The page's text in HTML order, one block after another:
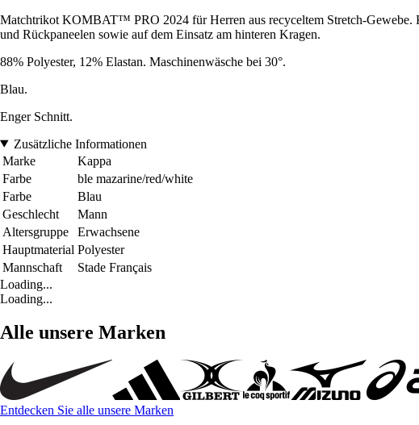
Matchtrikot KOMBAT™ PRO 2024 für Herren aus recyceltem Stretch-Gewebe.
und Rückpaneelen sowie auf dem Einsatz am hinteren Kragen.
88% Polyester, 12% Elastan. Maschinenwäsche bei 30°.
Blau.
Enger Schnitt.
Zusätzliche Informationen
Marke
Kappa
Farbe
ble mazarine/red/white
Farbe
Blau
Geschlecht
Mann
Altersgruppe
Erwachsene
Hauptmaterial Polyester
Mannschaft
Stade Français
Loading...
Loading...
Alle unsere Marken
Entdecken Sie alle unsere Marken